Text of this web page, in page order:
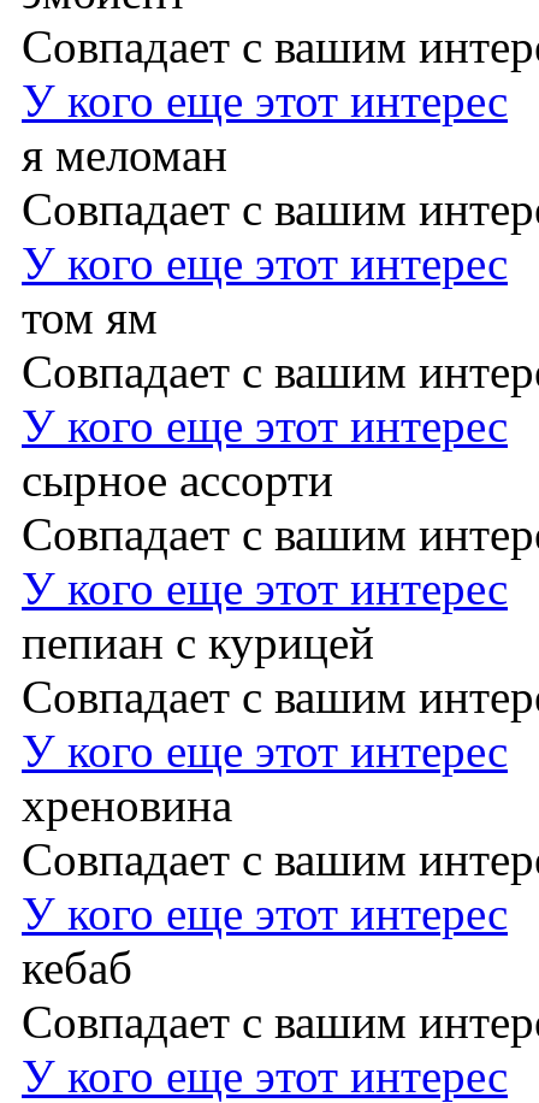
Совпадает с вашим
У кого еще этот интерес
я меломан
Совпадает с вашим
У кого еще этот интерес
том ям
Совпадает с вашим
У кого еще этот интерес
сырное ассорти
Совпадает с вашим
У кого еще этот интерес
пепиан с курицей
Совпадает с вашим
У кого еще этот интерес
хреновина
Совпадает с вашим
У кого еще этот интерес
кебаб
Совпадает с вашим
У кого еще этот интерес